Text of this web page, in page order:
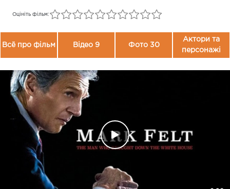
Оцініть фільм:
Всё про фільм Відео 9 Фото 30
Актори та
персонажі